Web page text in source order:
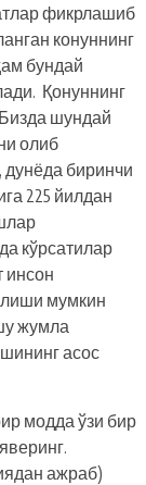
фикрлашиб
конуннинг
бундай
Қонуннинг
шундай
олиб
дунёда биринчи
225 йилдан
кўрсатилар
инсон
мумкин
жумла
асос
модда ўзи бир
ажраб)